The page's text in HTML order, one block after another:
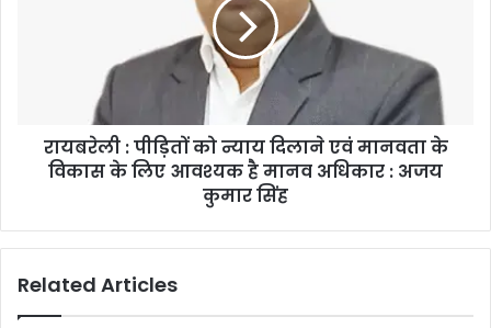
रायबरेली : पीड़ितों को न्याय दिलाने एवं मानवता के
विकास के लिए आवश्यक है मानव अधिकार : अजय
कुमार सिंह
Related Articles